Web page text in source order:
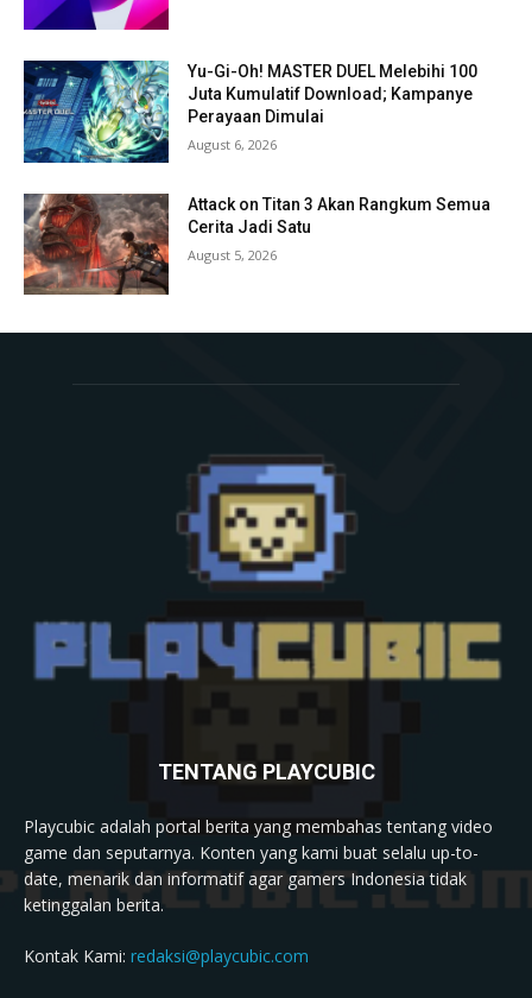
Yu-Gi-Oh! MASTER DUEL Melebihi 100
Juta Kumulatif Download; Kampanye
Perayaan Dimulai
August 6, 2026
Attack on Titan 3 Akan Rangkum Semua
Cerita Jadi Satu
August 5, 2026
TENTANG PLAYCUBIC
Playcubic adalah portal berita yang membahas tentang video
game dan seputarnya. Konten yang kami buat selalu up-to-
date, menarik dan informatif agar gamers Indonesia tidak
ketinggalan berita.
Kontak Kami: redaksi@playcubic.com